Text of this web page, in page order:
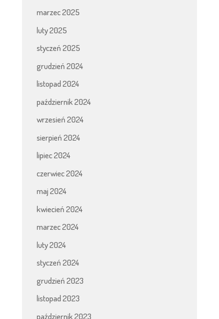
marzec 2025
luty 2025
styczeń 2025
grudzień 2024
listopad 2024
październik 2024
wrzesień 2024
sierpień 2024
lipiec 2024
czerwiec 2024
maj 2024
kwiecień 2024
marzec 2024
luty 2024
styczeń 2024
grudzień 2023
listopad 2023
październik 2023